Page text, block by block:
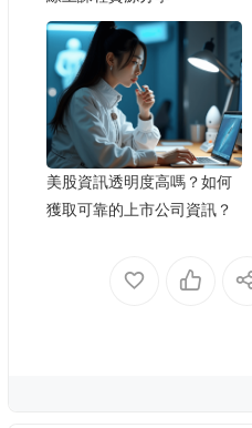
美股資訊透明度高嗎？如何
獲取可靠的上市公司資訊？